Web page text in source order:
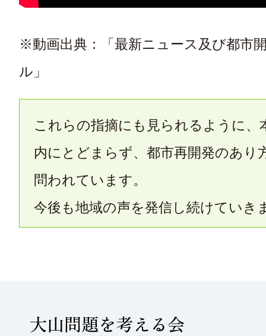
※動画出典：「最新ニュース及び都市
ル」
これらの指摘にも見られるように、
内にとどまらず、都市再開発のあり
問われています。
今後も地域の声を発信し続けていき
大山問題を考える会